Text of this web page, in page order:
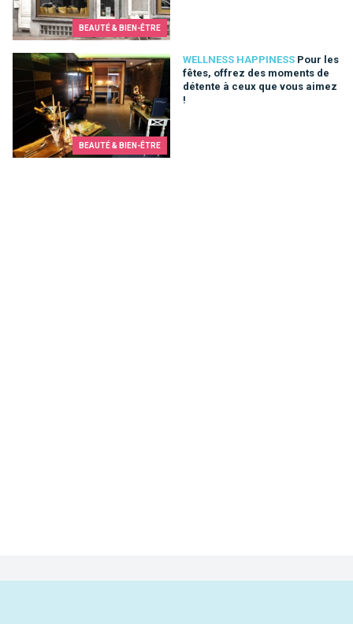
BEAUTÉ & BIEN-ÊTRE
BEAUTÉ & BIEN-ÊTRE
WELLNESS HAPPINESS Pour les
fêtes, offrez des moments de
détente à ceux que vous aimez
!
Pour les fêtes, offrez des moments de détente à ceux que